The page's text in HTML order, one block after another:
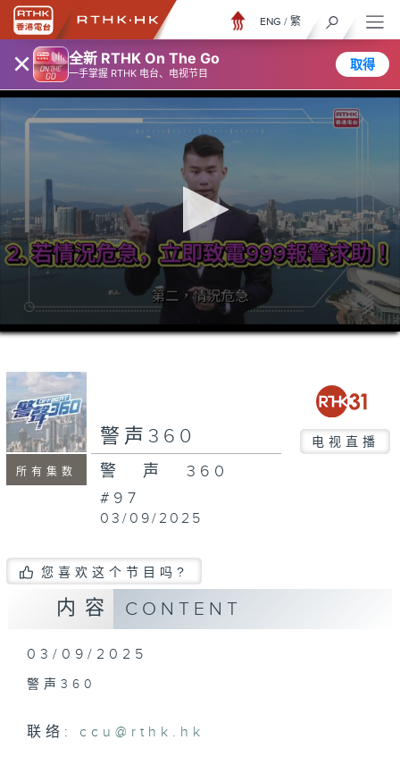
× 全新 RTHK On The Go
一手掌握 RTHK 电台、电视节目
取得
ENG / 繁
0
seconds
seconds
所有集数
警声360 电视直播
警声360
#97
03/09/2025
您喜欢这个节目吗?
内容 CONTENT
03/09/2025
警声360
联络: ccu@rthk.hk